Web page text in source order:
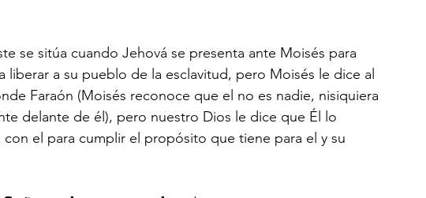
se sitúa cuando Jehová se presenta ante Moisés para
liberar a su pueblo de la esclavitud, pero Moisés le dice al
Faraón (Moisés reconoce que el no es nadie, nisiquiera
delante de él), pero nuestro Dios le dice que Él lo
con el para cumplir el propósito que tiene para el y su